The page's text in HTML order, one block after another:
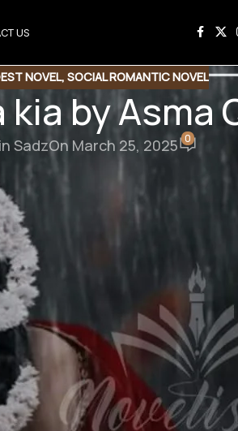
US
NOVEL, SOCIAL ROMANTIC NOVEL
by Asma
SadzOn March 25, 2025 0
Qadri